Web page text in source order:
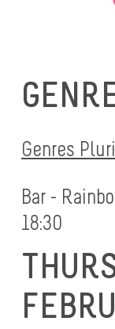
Genres
Bar -
18:30